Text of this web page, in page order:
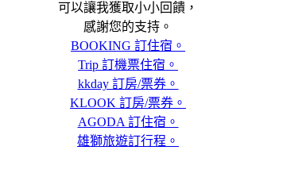
可以讓我獲取小小回饋，
感謝您的支持。
BOOKING 訂住宿。
Trip 訂機票住宿。
kkday 訂房/票券。
KLOOK 訂房/票券。
AGODA 訂住宿。
雄獅旅遊訂行程。